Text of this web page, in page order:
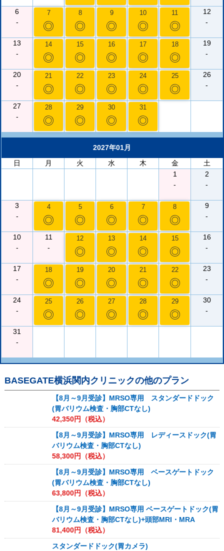
6
-
7
◎
8
◎
9
◎
10
◎
11
◎
12
-
13
-
14
◎
15
◎
16
◎
17
◎
18
◎
19
-
20
-
21
◎
22
◎
23
◎
24
◎
25
◎
26
-
27
-
28
◎
29
◎
30
◎
31
◎
2027年01月
日
月 火 水 木 金
土
1
-
2
-
3
-
4
◎
5
◎
6
◎
7
◎
8
◎
9
-
10
-
11
-
12
◎
13
◎
14
◎
15
◎
16
-
17
-
18
◎
19
◎
20
◎
21
◎
22
◎
23
-
24
-
25
◎
26
◎
27
◎
28
◎
29
◎
30
-
31
-
BASEGATE横浜関内クリニックの他のプラン
【8月～9月受診】MRSO専用 スタンダードドック
(胃バリウム検査・胸部CTなし)
42,350円（税込）
【8月～9月受診】MRSO専用 レディースドック(胃
バリウム検査・胸部CTなし)
58,300円（税込）
【8月～9月受診】MRSO専用 ベースゲートドック
(胃バリウム検査・胸部CTなし)
63,800円（税込）
【8月～9月受診】MRSO専用 ベースゲートドック(胃
バリウム検査・胸部CTなし)+頭部MRI・MRA
81,400円（税込）
スタンダードドック(胃カメラ)